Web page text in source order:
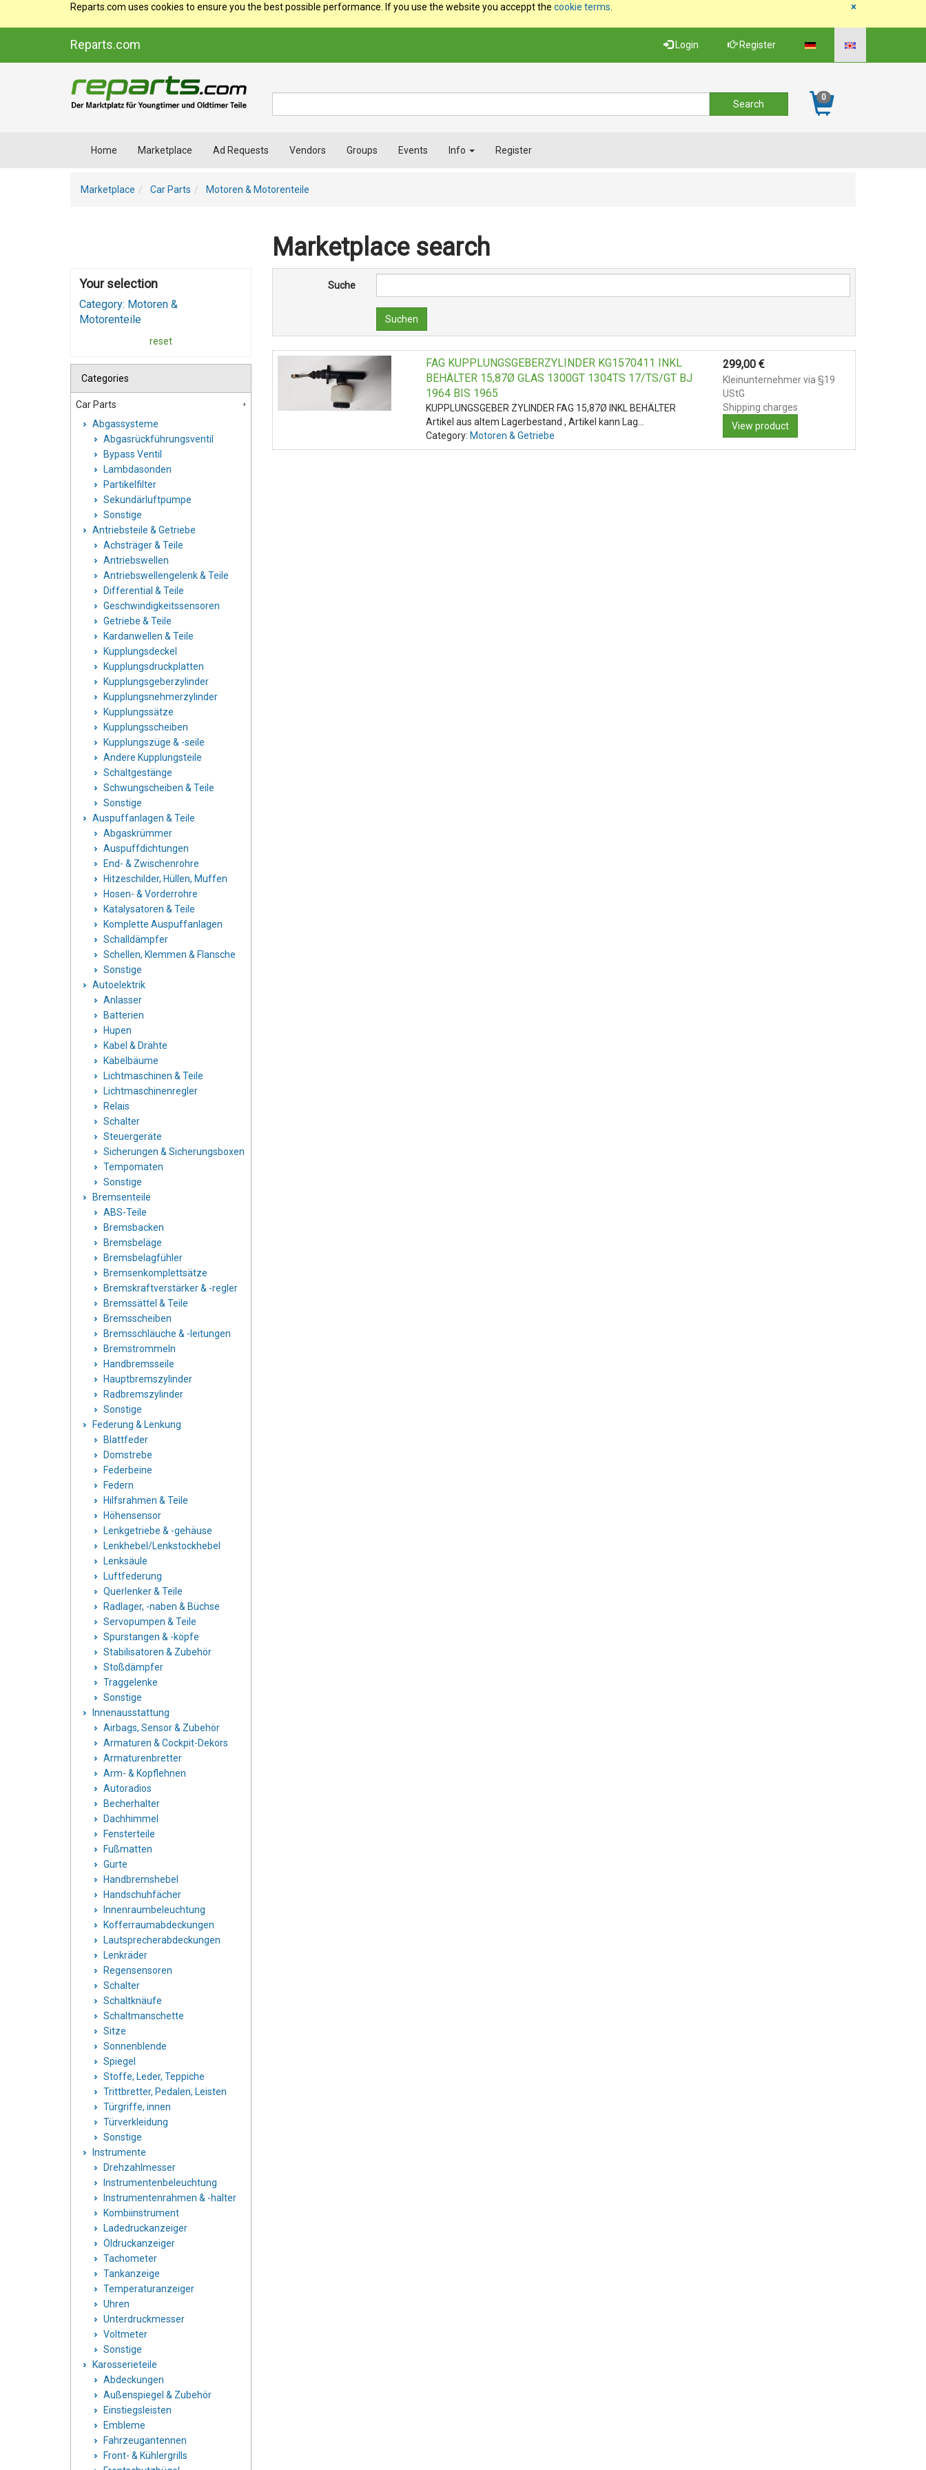
×
Reparts.com uses cookies to ensure you the best possible performance. If you use the website you acceppt the cookie terms
Reparts.com Login Register
0
Home Marketplace Ad Requests Vendors Groups Events Info Register
Marketplace Car Parts Motoren & Motorenteile
Marketplace search
Suche
Suchen
FAG KUPPLUNGSGEBERZYLINDER KG1570411 INKL
BEHÄLTER 15,87Ø GLAS 1300GT 1304TS 17/TS/GT BJ
1964 BIS 1965
KUPPLUNGSGEBER ZYLINDER FAG 15,87Ø INKL BEHÄLTER
Artikel aus altem Lagerbestand , Artikel kann Lag…
Category: Motoren & Getriebe
299,00 €
Kleinunternehmer via §19
UStG
Shipping charges
View product
Your selection
Category: Motoren &
Motorenteile
reset
Categories
Car Parts
Abgassysteme
Abgasrückführungsventil
Bypass Ventil
Lambdasonden
Partikelfilter
Sekundärluftpumpe
Sonstige
Antriebsteile & Getriebe
Achsträger & Teile
Antriebswellen
Antriebswellengelenk & Teile
Differential & Teile
Geschwindigkeitssensoren
Getriebe & Teile
Kardanwellen & Teile
Kupplungsdeckel
Kupplungsdruckplatten
Kupplungsgeberzylinder
Kupplungsnehmerzylinder
Kupplungssätze
Kupplungsscheiben
Kupplungszüge & -seile
Andere Kupplungsteile
Schaltgestänge
Schwungscheiben & Teile
Sonstige
Auspuffanlagen & Teile
Abgaskrümmer
Auspuffdichtungen
End- & Zwischenrohre
Hitzeschilder, Hüllen, Muffen
Hosen- & Vorderrohre
Katalysatoren & Teile
Komplette Auspuffanlagen
Schalldämpfer
Schellen, Klemmen & Flansche
Sonstige
Autoelektrik
Anlasser
Batterien
Hupen
Kabel & Drähte
Kabelbäume
Lichtmaschinen & Teile
Lichtmaschinenregler
Relais
Schalter
Steuergeräte
Sicherungen & Sicherungsboxen
Tempomaten
Sonstige
Bremsenteile
ABS-Teile
Bremsbacken
Bremsbeläge
Bremsbelagfühler
Bremsenkomplettsätze
Bremskraftverstärker & -regler
Bremssättel & Teile
Bremsscheiben
Bremsschläuche & -leitungen
Bremstrommeln
Handbremsseile
Hauptbremszylinder
Radbremszylinder
Sonstige
Federung & Lenkung
Blattfeder
Domstrebe
Federbeine
Federn
Hilfsrahmen & Teile
Höhensensor
Lenkgetriebe & -gehäuse
Lenkhebel/Lenkstockhebel
Lenksäule
Luftfederung
Querlenker & Teile
Radlager, -naben & Büchse
Servopumpen & Teile
Spurstangen & -köpfe
Stabilisatoren & Zubehör
Stoßdämpfer
Traggelenke
Sonstige
Innenausstattung
Airbags, Sensor & Zubehör
Armaturen & Cockpit-Dekors
Armaturenbretter
Arm- & Kopflehnen
Autoradios
Becherhalter
Dachhimmel
Fensterteile
Fußmatten
Gurte
Handbremshebel
Handschuhfächer
Innenraumbeleuchtung
Kofferraumabdeckungen
Lautsprecherabdeckungen
Lenkräder
Regensensoren
Schalter
Schaltknäufe
Schaltmanschette
Sitze
Sonnenblende
Spiegel
Stoffe, Leder, Teppiche
Trittbretter, Pedalen, Leisten
Türgriffe, innen
Türverkleidung
Sonstige
Instrumente
Drehzahlmesser
Instrumentenbeleuchtung
Instrumentenrahmen & -halter
Kombiinstrument
Ladedruckanzeiger
Öldruckanzeiger
Tachometer
Tankanzeige
Temperaturanzeiger
Uhren
Unterdruckmesser
Voltmeter
Sonstige
Karosserieteile
Abdeckungen
Außenspiegel & Zubehör
Einstiegsleisten
Embleme
Fahrzeugantennen
Front- & Kühlergrills